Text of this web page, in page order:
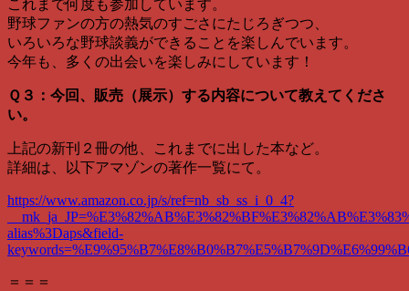
これまで何度も参加しています。
野球ファンの方の熱気のすごさにたじろぎつつ、
いろいろな野球談義ができることを楽しんでいます。
今年も、多くの出会いを楽しみにしています！
Ｑ３：今回、販売（展示）する内容について教えてくださ
い。
上記の新刊２冊の他、これまでに出した本など。
詳細は、以下アマゾンの著作一覧にて。
https://www.amazon.co.jp/s/ref=nb_sb_ss_i_0_4?
alias%3Daps&field-
＝＝＝